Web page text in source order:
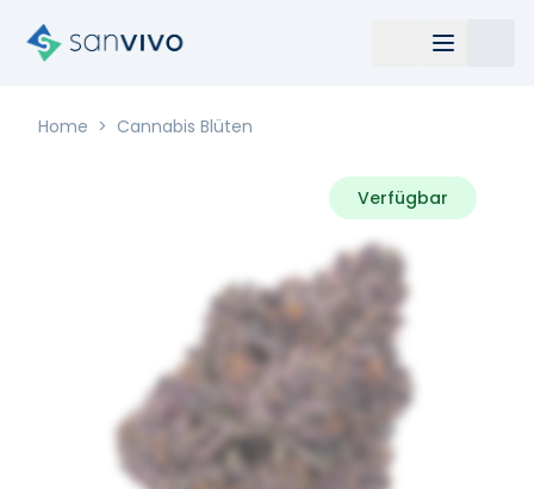
Home > Cannabis Blüten
Verfügbar